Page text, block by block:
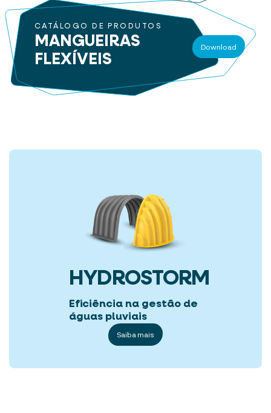
CATÁLOGO DE PRODUTOS
MANGUEIRAS
FLEXÍVEIS
Download
HYDROSTORM
Eficiência na gestão de
águas pluviais
Saiba mais